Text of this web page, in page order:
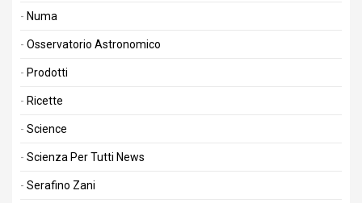
Numa
Osservatorio Astronomico
Prodotti
Ricette
Science
Scienza Per Tutti News
Serafino Zani